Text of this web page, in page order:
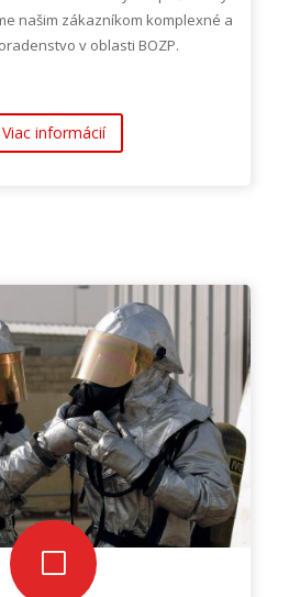
našim zákazníkom komplexné a
v oblasti BOZP.
Viac informácií
V